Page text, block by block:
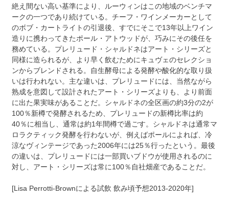
絶え間ない高い基準により、ルーウィンはこの地域のベンチマ
ークの一つであり続けている。チーフ・ワインメーカーとして
のボブ・カートライトの引退後、すでにそこで13年以上ワイン
造りに携わってきたポール・アトウッドが、巧みにその後任を
務めている。プレリュード・シャルドネはアート・シリーズと
同様に造られるが、より早く飲むためにキュヴェのセレクショ
ンからブレンドされる。自生酵母による発酵や酸化的な取り扱
いは行われない。主な違いは、プレリュードには、当然ながら
熟成を意図して設計されたアート・シリーズよりも、より前面
に出た果実味があることだ。シャルドネの全区画の約3分の2が
100％新樽で発酵されるため、プレリュードの新樽比率は約
40％に相当し、通常は約1年間樽で過ごす。シャルドネは通常マ
ロラクティック発酵を行わないが、例えばポールによれば、冷
涼なヴィンテージであった2006年には25％行ったという。最後
の違いは、プレリュードには一部買いブドウが使用されるのに
対し、アート・シリーズは常に100％自社畑産であることだ。
[Lisa Perrotti-Brownによる試飲 飲み頃予想2013-2020年]